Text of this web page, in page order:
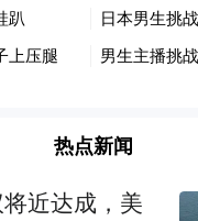
，各地各校要积
围营造中的积极
资源，积极打造
热点新闻
近达成，美